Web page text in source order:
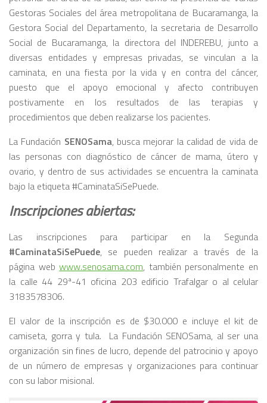
Gestoras Sociales del área metropolitana de Bucaramanga, la
Gestora Social del Departamento, la secretaria de Desarrollo
Social de Bucaramanga, la directora del INDEREBU, junto a
diversas entidades y empresas privadas, se vinculan a la
caminata, en una fiesta por la vida y en contra del cáncer,
puesto que el apoyo emocional y afecto contribuyen
postivamente en los resultados de las terapias y
procedimientos que deben realizarse los pacientes.
La Fundación SENOSama, busca mejorar la calidad de vida de
las personas con diagnóstico de cáncer de mama, útero y
ovario, y dentro de sus actividades se encuentra la caminata
bajo la etiqueta #CaminataSiSePuede.
Inscripciones abiertas:
Las inscripciones para participar en la Segunda
#CaminataSiSePuede, se pueden realizar a través de la
página webwww.senosama.com, también personalmente en
la calle 44 29ª-41 oficina 203 edificio Trafalgar o al celular
3183578306.
El valor de la inscripción es de $30.000 e incluye el kit de
camiseta, gorra y tula. La Fundación SENOSama, al ser una
organización sin fines de lucro, depende del patrocinio y apoyo
de un número de empresas y organizaciones para continuar
con su labor misional.